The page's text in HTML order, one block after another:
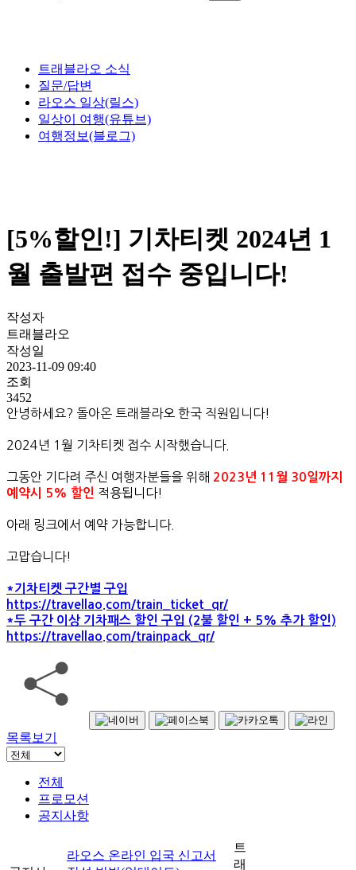
트래블라오 소식
질문/답변
라오스 일상(릴스)
일상이 여행(유튜브)
여행정보(블로그)
[5%할인!] 기차티켓 2024년 1
월 출발편 접수 중입니다!
작성자
트래블라오
작성일
2023-11-09 09:40
조회
3452
안녕하세요? 돌아온 트래블라오 한국 직원입니다!
2024년 1월 기차티켓 접수 시작했습니다.
그동안 기다려 주신 여행자분들을 위해 2023년 11월 30일까지
예약시 5% 할인 적용됩니다!
아래 링크에서 예약 가능합니다.
고맙습니다!
*기차티켓 구간별 구입
https://travellao.com/train_ticket_qr/
*두 구간 이상 기차패스 할인 구입 (2불 할인 + 5% 추가 할인)
https://travellao.com/trainpack_qr/
목록보기
전체
프로모션
공지사항
라오스 온라인 입국 신고서
트
래